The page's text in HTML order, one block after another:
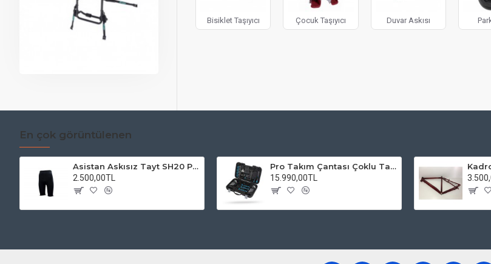
Bisiklet Taşıyıcı Çocuk Taşıyıcı Duvar Askısı
En çok görüntülenen
Asistan Askısız Tayt SH20 Pedli Siyah
2.500,00TL
Pro Takım Çantası Çoklu Tamir Seti
15.990,00TL